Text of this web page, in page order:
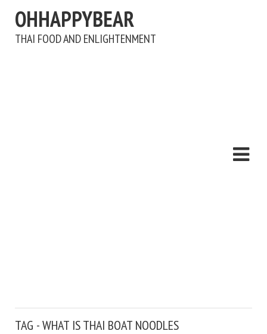
OHHAPPYBEAR
THAI FOOD AND ENLIGHTENMENT
TAG - WHAT IS THAI BOAT NOODLES